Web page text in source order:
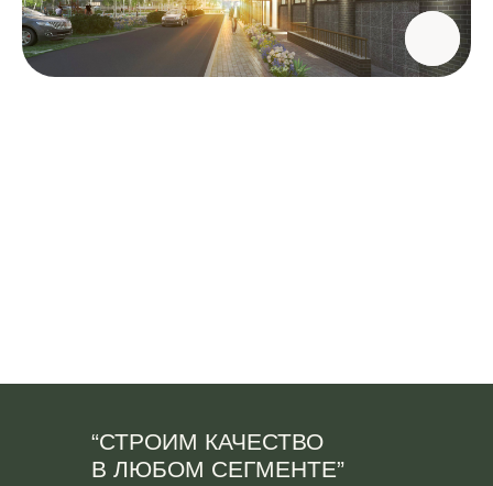
“СТРОИМ КАЧЕСТВО
В ЛЮБОМ СЕГМЕНТЕ”